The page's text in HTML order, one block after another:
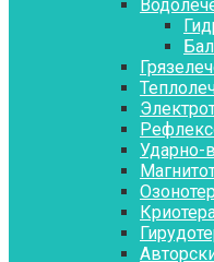
Ударно-